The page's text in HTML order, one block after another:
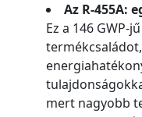
Az R-455A:
Ez a 146 GWP-
mert nagyobb